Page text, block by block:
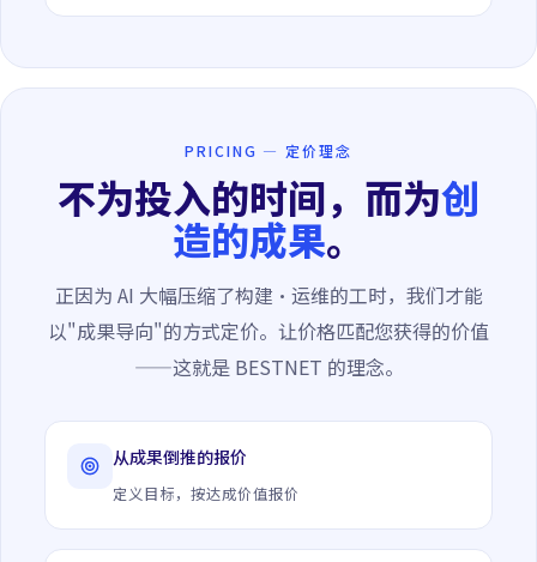
PRICING — 定价理念
不为投入的时间，而为创
造的成果。
正因为 AI 大幅压缩了构建·运维的工时，我们才能
以"成果导向"的方式定价。让价格匹配您获得的价值
——这就是 BESTNET 的理念。
从成果倒推的报价
定义目标，按达成价值报价